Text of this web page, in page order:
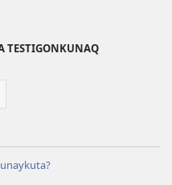
TESTIGONKUNAQ